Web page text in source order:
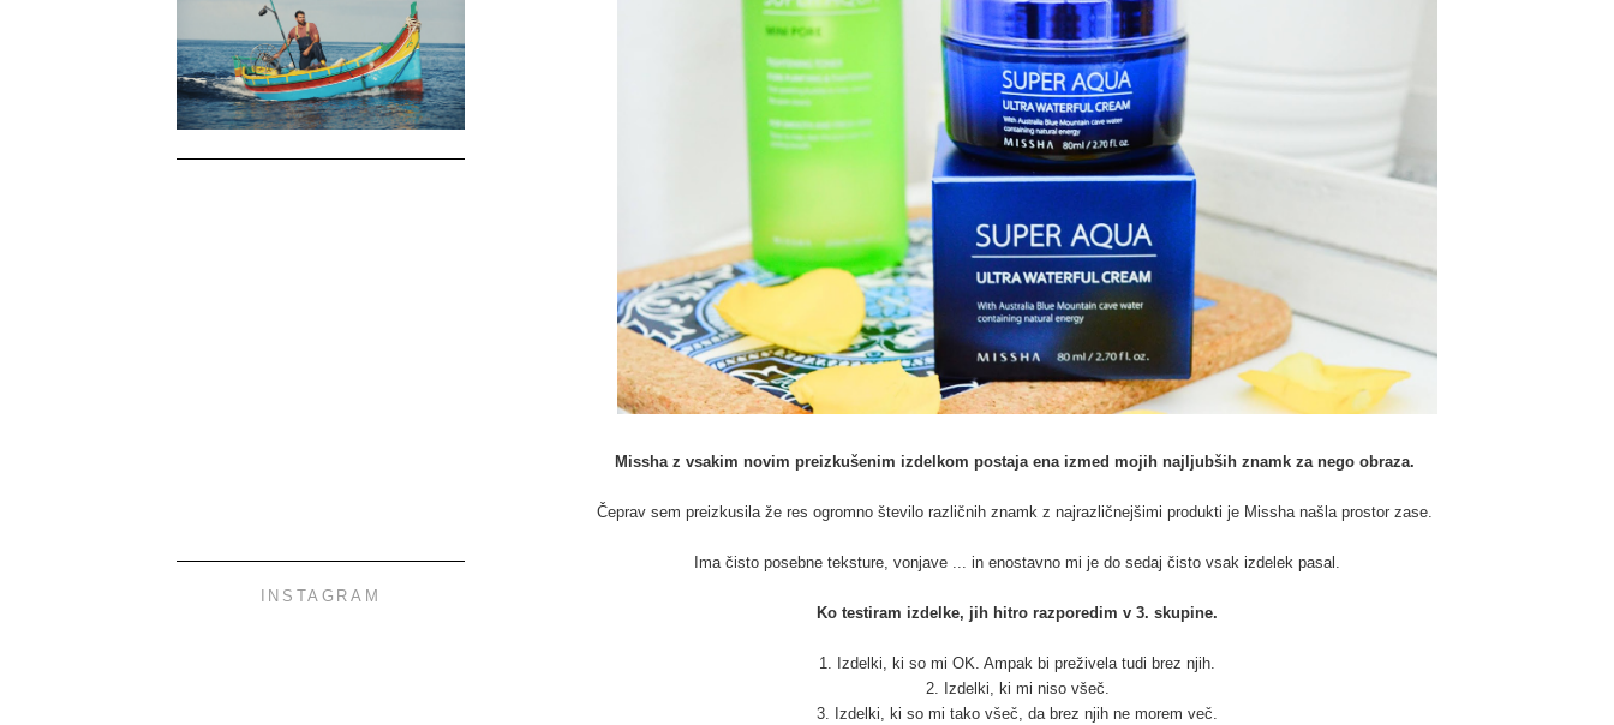
Missha z vsakim novim preizkušenim izdelkom postaja ena izmed mojih najljubših znamk za nego obraza.
Čeprav sem preizkusila že res ogromno število različnih znamk z najrazličnejšimi produkti je Missha našla prostor zase.
Ima čisto posebne teksture, vonjave ... in enostavno mi je do sedaj čisto vsak izdelek pasal.
Ko testiram izdelke, jih hitro razporedim v 3. skupine.
1. Izdelki, ki so mi OK. Ampak bi preživela tudi brez njih.
2. Izdelki, ki mi niso všeč.
3. Izdelki, ki so mi tako všeč, da brez njih ne morem več.
INSTAGRAM